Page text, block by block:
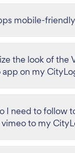
mobile-
the look of the
on my
I need to follow
to my